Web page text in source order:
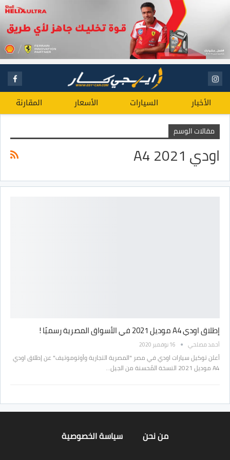
الأخبار السيارات الأسعار المقارنة
مقالات الوسم
اودي A4 2021
إطلاق اودي A4 موديل 2021 في الأسواق المصرية رسميًا !
أحمد مصلحي 16 نوفمبر 2020
أعلن توكيل سيارات اودي في مصر "المصرية التجارية وأوتوموتيف" عن إطلاق اودي
A4 موديل 2021 النسخة المُحسنة من الجيل…
من نحن سياسة الخصوصية